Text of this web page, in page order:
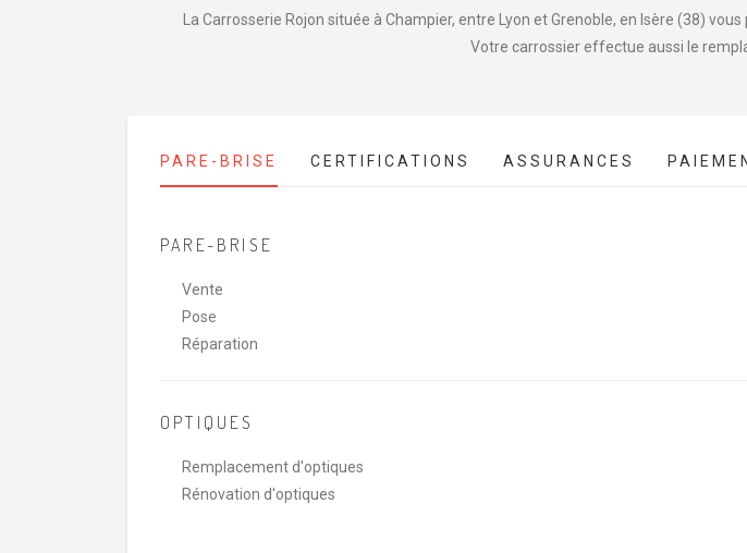
La Carrosserie Rojon située à Champier, entre Lyon et Grenoble, en Isère (38)
Votre carrossier effectue aussi le
PARE-BRISE CERTIFICATIONS ASSURANCES
PARE-BRISE
Vente
Pose
Réparation
OPTIQUES
Remplacement d'optiques
Rénovation d'optiques